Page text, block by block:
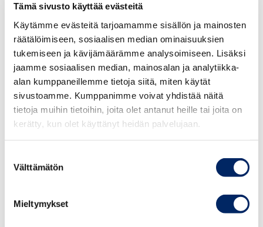
Tämä sivusto käyttää evästeitä
Käytämme evästeitä tarjoamamme sisällön ja mainosten
räätälöimiseen, sosiaalisen median ominaisuuksien
tukemiseen ja kävijämäärämme analysoimiseen. Lisäksi
jaamme sosiaalisen median, mainosalan ja analytiikka-
alan kumppaneillemme tietoja siitä, miten käytät
sivustoamme. Kumppanimme voivat yhdistää näitä
tietoja muihin tietoihin, joita olet antanut heille tai joita on
kerätty, kun olet käyttänyt heidän palvelujaan.
valinta
Välttämätön
Mieltymykset
Rahoitusten yhteensovittaminen ja kokonaishyödyn
saaminen rahoituksesta on tällä hetkellä käytännössä
mahdotonta. Tilanne on sama, katsoo asiaa sitten
yksittäisten rahoituksen saajien kuten korkeakoulujen,
tutkimuslaitosten ja yritysten näkökulmasta tai alueiden
ja toimialojen näkökulmasta.
Työ- ja elinkeinoministeriön kyselyn mukaan 70
vahvemmin huomioon TKI-toiminnan kansallisissa
“Ammattikorkeakoulujen ja yritysten yhteistyön